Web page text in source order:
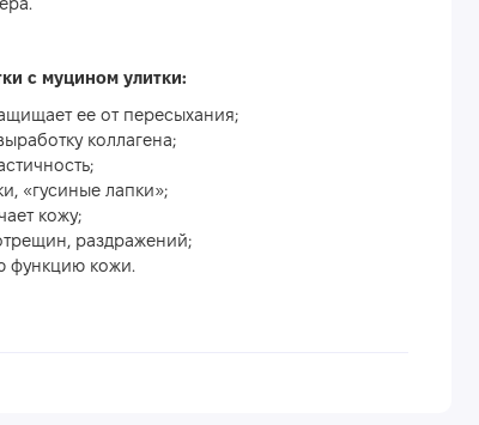
с муцином улитки:
ее от пересыхания;
коллагена;
«гусиные лапки»;
кожу;
раздражений;
функцию кожи.